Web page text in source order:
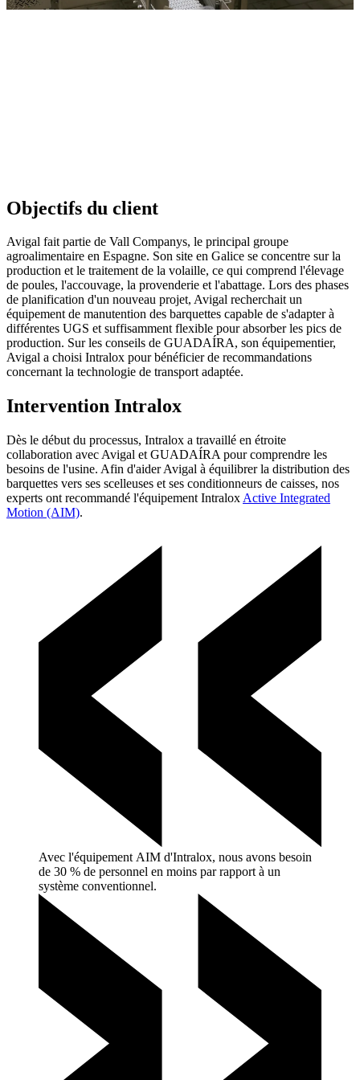
Objectifs du client
Avigal fait partie de Vall Companys, le principal groupe
agroalimentaire en Espagne. Son site en Galice se concentre sur la
production et le traitement de la volaille, ce qui comprend l'élevage
de poules, l'accouvage, la provenderie et l'abattage. Lors des phases
de planification d'un nouveau projet, Avigal recherchait un
équipement de manutention des barquettes capable de s'adapter à
différentes UGS et suffisamment flexible pour absorber les pics de
production. Sur les conseils de GUADAÍRA, son équipementier,
Avigal a choisi Intralox pour bénéficier de recommandations
concernant la technologie de transport adaptée.
Intervention Intralox
Dès le début du processus, Intralox a travaillé en étroite
collaboration avec Avigal et GUADAÍRA pour comprendre les
besoins de l'usine. Afin d'aider Avigal à équilibrer la distribution des
barquettes vers ses scelleuses et ses conditionneurs de caisses, nos
experts ont recommandé l'équipement Intralox Active Integrated
Motion (AIM).
Avec l'équipement AIM d'Intralox, nous avons besoin
de 30 % de personnel en moins par rapport à un
système conventionnel.